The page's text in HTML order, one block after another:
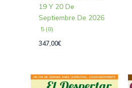
19 Y 20 De
Septiembre De 2026
5 (8)
347,00€